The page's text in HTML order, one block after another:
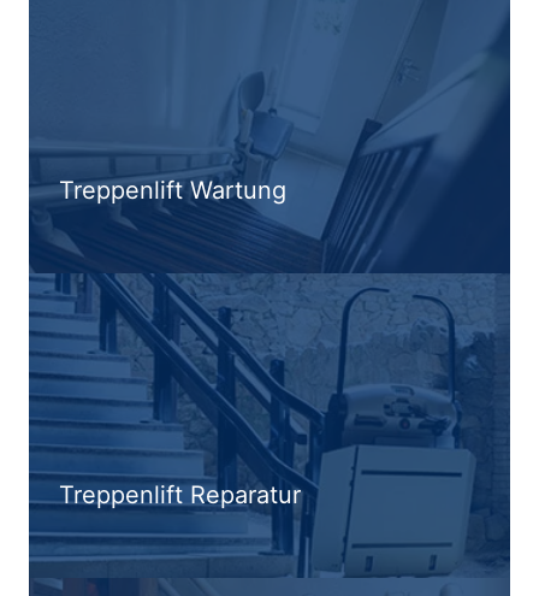
Treppenlift Wartung
Treppenlift Reparatur